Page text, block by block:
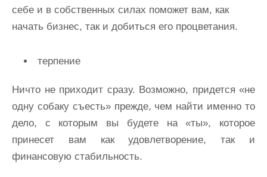
себе и в собственных силах поможет вам, как
начать бизнес, так и добиться его процветания.
терпение
Ничто не приходит сразу. Возможно, придется «не
одну собаку съесть» прежде, чем найти именно то
дело, с которым вы будете на «ты», которое
принесет вам как удовлетворение, так и
финансовую стабильность.